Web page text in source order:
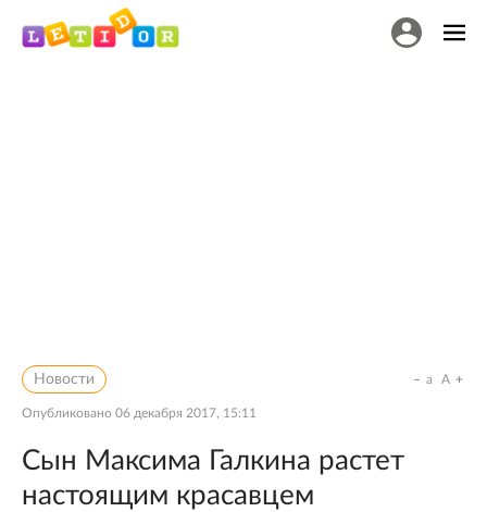
Новости
Опубликовано 06 декабря 2017, 15:11
a A
Сын Максима Галкина растет
настоящим красавцем